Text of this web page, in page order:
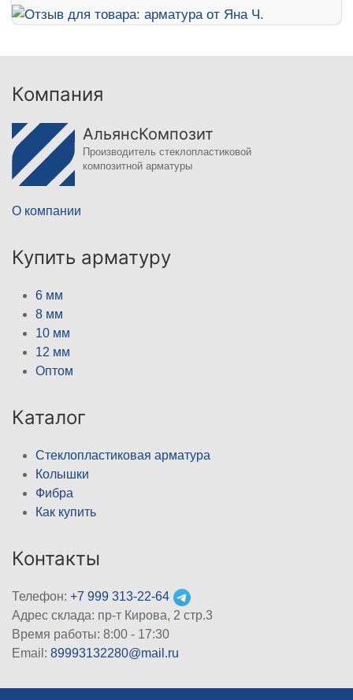
Компания
АльянсКомпозит
Производитель стеклопластиковой
композитной арматуры
О компании
Купить арматуру
6 мм
8 мм
10 мм
12 мм
Оптом
Каталог
Стеклопластиковая арматура
Колышки
Фибра
Как купить
Контакты
Телефон: +7 999 313-22-64
Адрес склада: пр-т Кирова, 2 стр.3
Время работы: 8:00 - 17:30
Email: 89993132280@mail.ru